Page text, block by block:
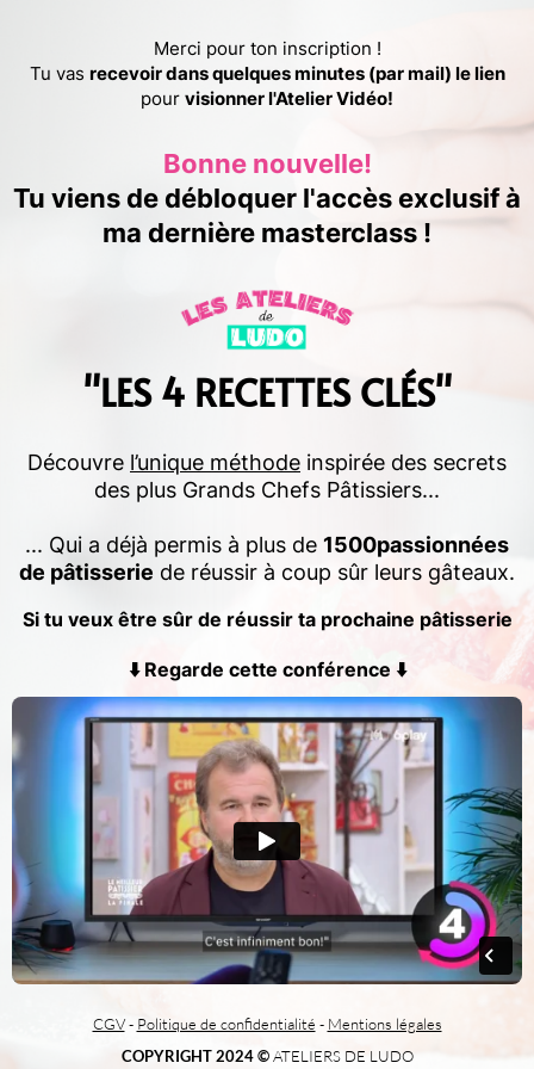
Merci pour ton inscription !
Tu vas recevoir dans quelques minutes (par mail) le lien
pour visionner l'Atelier Vidéo!
Bonne nouvelle!
Tu viens de débloquer l'accès exclusif à
ma dernière masterclass !
"LES 4 RECETTES CLÉS"
Découvre l’unique méthode inspirée des secrets
des plus Grands Chefs Pâtissiers...
... Qui a déjà permis à plus de 1500passionnées
de pâtisserie de réussir à coup sûr leurs gâteaux.
Si tu veux être sûr de réussir ta prochaine pâtisserie
⬇️ Regarde cette conférence ⬇️
CGV- Politique de confidentialité - Mentions légales
COPYRIGHT 2024 ©ATELIERS DE LUDO​